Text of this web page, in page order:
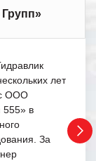
лет
с ООО
555» в
За